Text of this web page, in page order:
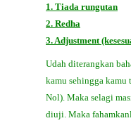
1. Tiada rungutan
2. Redha
3. Adjustment
Udah diterangkan
kamu sehingga kamu
Nol). Maka selagi
diuji. Maka